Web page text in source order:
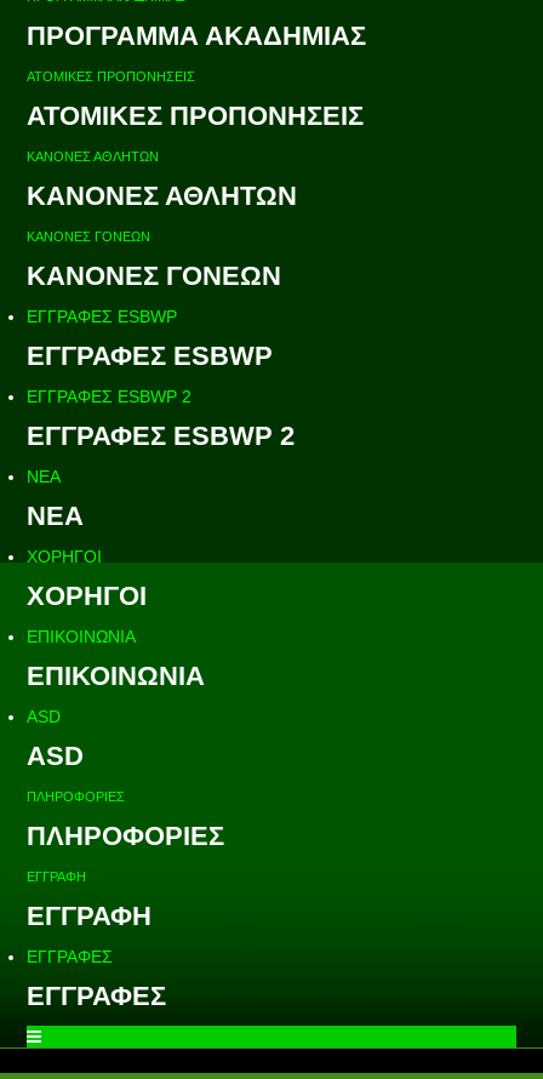
ΠΡΟΓΡΑΜΜΑ ΑΚΑΔΗΜΙΑΣ
ΑΤΟΜΙΚΕΣ ΠΡΟΠΟΝΗΣΕΙΣ
ΑΤΟΜΙΚΕΣ ΠΡΟΠΟΝΗΣΕΙΣ
ΚΑΝΟΝΕΣ ΑΘΛΗΤΩΝ
ΚΑΝΟΝΕΣ ΑΘΛΗΤΩΝ
ΚΑΝΟΝΕΣ ΓΟΝΕΩΝ
ΚΑΝΟΝΕΣ ΓΟΝΕΩΝ
ΕΓΓΡΑΦΕΣ ESBWP
ΕΓΓΡΑΦΕΣ ESBWP
ΕΓΓΡΑΦΕΣ ESBWP 2
ΕΓΓΡΑΦΕΣ ESBWP 2
ΝΕΑ
ΝΕΑ
ΧΟΡΗΓΟΙ
ΧΟΡΗΓΟΙ
ΕΠΙΚΟΙΝΩΝΙΑ
ΕΠΙΚΟΙΝΩΝΙΑ
ASD
ASD
ΠΛΗΡΟΦΟΡΙΕΣ
ΠΛΗΡΟΦΟΡΙΕΣ
ΕΓΓΡΑΦΗ
ΕΓΓΡΑΦΗ
ΕΓΓΡΑΦΕΣ
ΕΓΓΡΑΦΕΣ